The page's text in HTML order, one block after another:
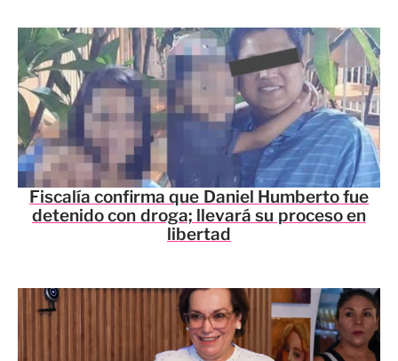
Fiscalía confirma que Daniel Humberto fue
detenido con droga; llevará su proceso en
libertad